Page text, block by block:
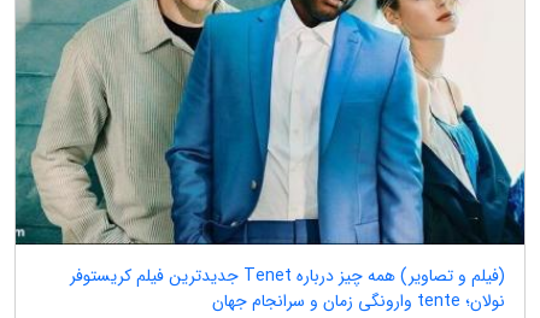
(فیلم و تصاویر) همه چیز درباره Tenet جدیدترین فیلم کریستوفر
نولان؛ tente وارونگی زمان و سرانجام جهان